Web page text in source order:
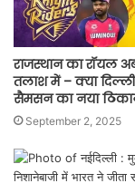
राजस्थान का रॉयल
तलाश में – क्या
सैमसन का नया
September 2, 2025